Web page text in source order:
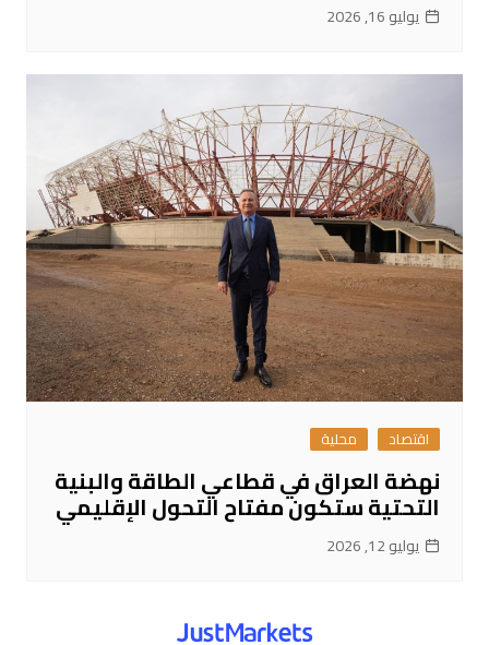
يوليو 16, 2026
اقتصاد محلية
نهضة العراق في قطاعي الطاقة والبنية
التحتية ستكون مفتاح التحول الإقليمي
يوليو 12, 2026